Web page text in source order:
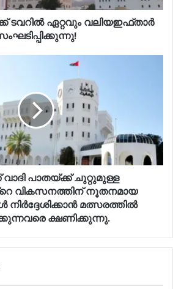
ടവറിൽ ഏറ്റവും വലിയഇഫ്താർ
പാതയ്ക്ക് ചുറ്റുമുള്ള
വികസനത്തിന് നൂതനമായ
മത്സരത്തിൽ
ക്ഷണിക്കുന്നു.